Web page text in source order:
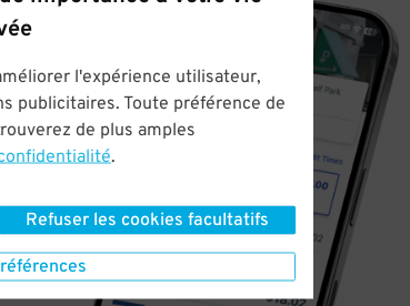
l'expérience utilisateur,
publicitaires. Toute préférence de
de plus amples
.
Refuser les cookies facultatifs